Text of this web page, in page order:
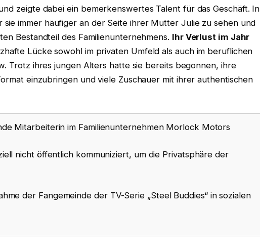
zeigte dabei ein bemerkenswertes Talent für das Geschäft. In
immer häufiger an der Seite ihrer Mutter Julie zu sehen und
Bestandteil des Familienunternehmens. Ihr Verlust im Jahr
Lücke sowohl im privaten Umfeld als auch im beruflichen
Trotz ihres jungen Alters hatte sie bereits begonnen, ihre
einzubringen und viele Zuschauer mit ihrer authentischen
Mitarbeiterin im Familienunternehmen Morlock Motors
nicht öffentlich kommuniziert, um die Privatsphäre der
der Fangemeinde der TV-Serie „Steel Buddies“ in sozialen